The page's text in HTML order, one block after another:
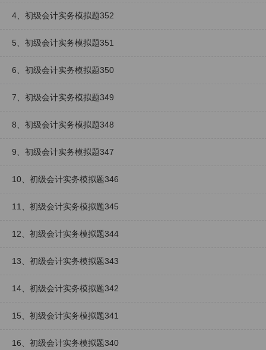
4、初级会计实务模拟题352
5、初级会计实务模拟题351
6、初级会计实务模拟题350
7、初级会计实务模拟题349
8、初级会计实务模拟题348
9、初级会计实务模拟题347
10、初级会计实务模拟题346
11、初级会计实务模拟题345
12、初级会计实务模拟题344
13、初级会计实务模拟题343
14、初级会计实务模拟题342
15、初级会计实务模拟题341
16、初级会计实务模拟题340